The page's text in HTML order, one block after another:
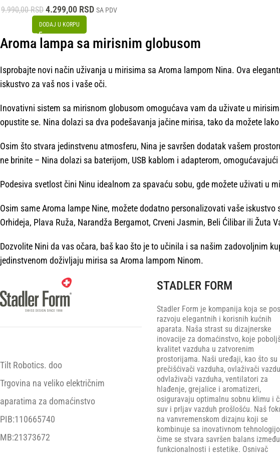
9.990,00RSD 4.299,00 RSD SA PDV
DODAJ U KORPU
Aroma lampa sa mirisnim globusom
Isprobajte novi način uživanja u mirisima sa Aroma lampom Nina. Ova
iskustvo za vaš nos i vaše oči.
Inovativni sistem sa mirisnom globusom omogućava vam da uživate u
opustite se. Nina dolazi sa dva podešavanja jačine mirisa, tako da možete
Osim što stvara jedinstvenu atmosferu, Nina je savršen dodatak vašem
ne brinite – Nina dolazi sa baterijom, USB kablom i adapterom,
Podesiva svetlost čini Ninu idealnom za spavaću sobu, gde možete uživati u
Osim same Aroma lampe Nine, možete dodatno personalizovati vaše
Orhideja, Plava Ruža, Narandža Bergamot, Crveni Jasmin, Beli Ćilibar ili Žuta
Dozvolite Nini da vas očara, baš kao što je to učinila i sa našim zadovoljnim
jedinstvenom doživljaju mirisa sa Aroma lampom Ninom.
Tilt Robotics. doo
Trgovina na veliko električnim
aparatima za domaćinstvo
PIB:110665740
MB:21373672
STADLER FORM
Stadler Form je kompanija koja se
razvoju elegantnih i korisnih kućnih
aparata. Naša strast su dizajnerske
inovacije za domaćinstvo, koje
kvalitet vazduha u zatvorenim
prostorijama. Naši uređaji, kao što su
prečišćivači vazduha, ovlaživači
odvlaživači vazduha, ventilatori za
hlađenje, grejalice i aromatizeri,
osiguravaju optimalnu sobnu klimu i
suv i prljav vazduh prošlošću. Naš
na vanvremenskom dizajnu koji se
kombinuje sa inovativnom
čime se stvara savršen balans između
funkcionalnosti i estetike. Osnivač